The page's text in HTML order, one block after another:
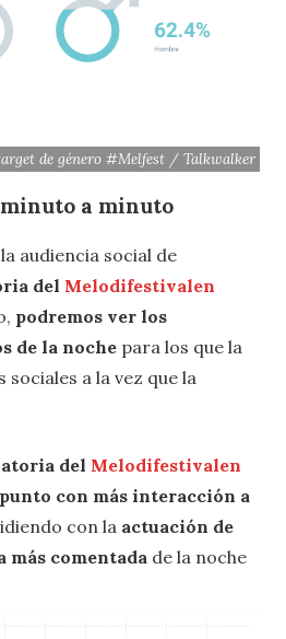
de género #Melfest / Talkwalker
a minuto
audiencia social de
del Melodifestivalen
podremos ver los
de la noche para los que la
a la vez que la
del Melodifestivalen
con más interacción a
con la actuación de
más comentada de la noche